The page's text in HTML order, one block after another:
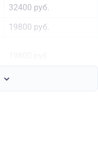
32400 руб.
19800 руб.